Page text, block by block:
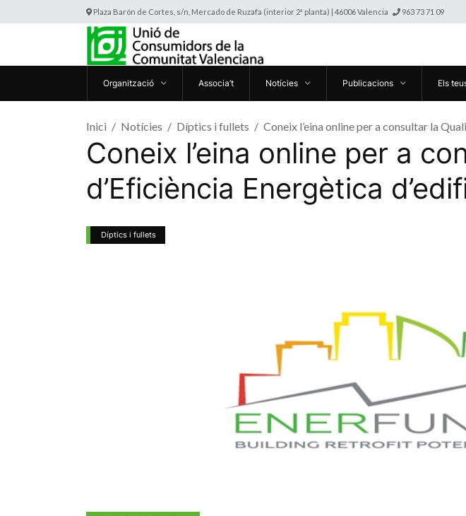
Plaza Barón de Cortes, s/n, Mercado de Ruzafa (interior 2ª planta) | 46006 Valencia 963 73 71 09
Organització Associa’t Notícies Publicacions Els
Inici Notícies Díptics i fullets Coneix l’eina online per a consultar la
Coneix l’eina online per a
d’Eficiència Energètica
Díptics i fullets